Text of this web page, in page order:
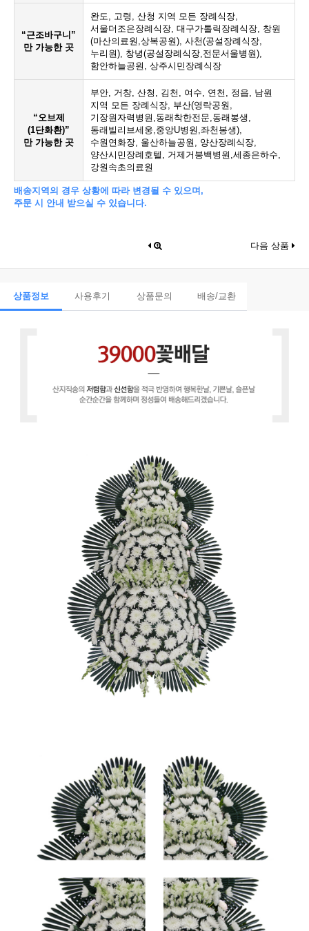
“근조바구니”
만 가능한 곳
완도, 고령, 산청 지역 모든 장례식장,
서울더조은장례식장, 대구가톨릭장례식장, 창원
(마산의료원,상복공원), 사천(공설장례식장,
누리원), 창녕(공설장례식장,전문서울병원),
함안하늘공원, 상주시민장례식장
“오브제
(1단화환)”
만 가능한 곳
부안, 거창, 산청, 김천, 여수, 연천, 정읍, 남원
지역 모든 장례식장, 부산(영락공원,
기장원자력병원,동래착한전문,동래봉생,
동래빌리브세웅,중앙U병원,좌천봉생),
수원연화장, 울산하늘공원, 양산장례식장,
양산시민장례호텔, 거제거붕백병원,세종은하수,
강원속초의료원
배송지역의 경우 상황에 따라 변경될 수 있으며,
주문 시 안내 받으실 수 있습니다.
다음 상품
상품정보 사용후기 상품문의 배송/교환